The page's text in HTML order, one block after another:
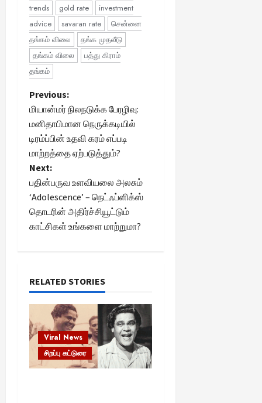
trends
gold rate
investment
advice
savaran rate
சென்னை
தங்கம் விலை
தங்க முதலீடு
தங்கம் விலை
பத்து கிராம்
தங்கம்
P
o
s
t
n
a
g
a
t
i
Previous:
மியான்மர் நிலநடுக்க பேரழிவு:
மனிதாபிமான நெருக்கடியில்
டிரம்ப்பின் உதவி கரம் எப்படி
மாற்றத்தை ஏற்படுத்தும்?
Next:
பதின்பருவ உளவியலை அலசும்
‘Adolescence’ – நெட்ஃப்ளிக்ஸ்
தொடரின் அதிர்ச்சியூட்டும்
காட்சிகள் உங்களை மாற்றுமா?
RELATED STORIES
Viral News
சிறப்பு கட்டுரை